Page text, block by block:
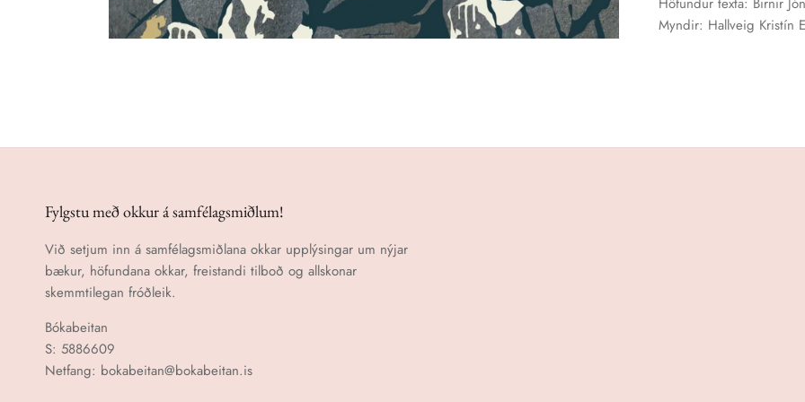
Myndir: Hallveig Kristín
Fylgstu með okkur á samfélagsmiðlum!
Við setjum inn á samfélagsmiðlana okkar upplýsingar um nýjar
bækur, höfundana okkar, freistandi tilboð og allskonar
skemmtilegan fróðleik.
Bókabeitan
S: 5886609
Netfang: bokabeitan@bokabeitan.is